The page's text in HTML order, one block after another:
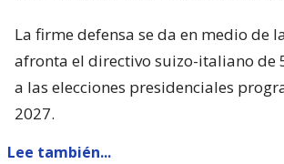
La firme defensa se da en medio de
afronta el directivo suizo-italiano de
a las elecciones presidenciales
2027.
Lee también...